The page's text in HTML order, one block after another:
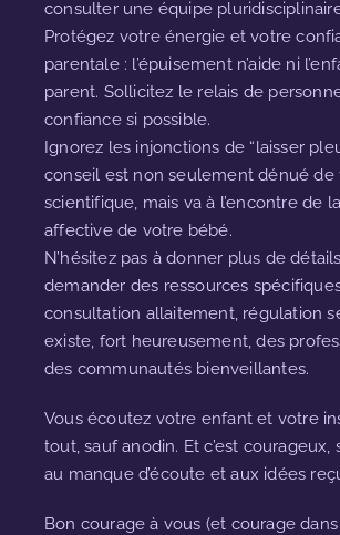
consulter une équipe
Protégez votre énergie et votre
parentale : l’épuisement n’aide ni
parent. Sollicitez le relais de
confiance si possible.
Ignorez les injonctions de “laisser
conseil est non seulement dénué
scientifique, mais va à l’encontre de
affective de votre bébé.
N’hésitez pas à donner plus de
demander des ressources
consultation allaitement, régulation
existe, fort heureusement, des
des communautés bienveillantes.
Vous écoutez votre enfant et votre
tout, sauf anodin. Et c’est courageux,
au manque d’écoute et aux idées
Bon courage à vous (et courage